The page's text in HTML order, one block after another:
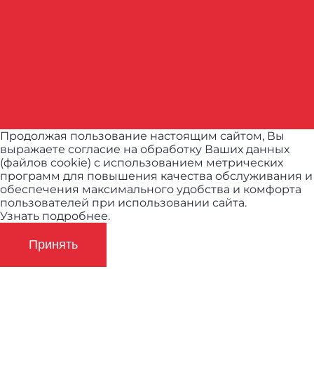
Продолжая пользование настоящим сайтом, Вы
выражаете согласие на обработку Ваших данных
(файлов cookie) с использованием метрических
программ для повышения качества обслуживания и
обеспечения максимального удобства и комфорта
пользователей при использовании сайта.
Узнать подробнее.
Принять